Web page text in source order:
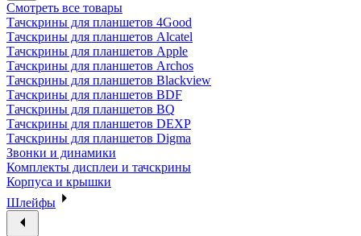
Смотреть все товары
Тачскрины для планшетов 4Good
Тачскрины для планшетов Alcatel
Тачскрины для планшетов Apple
Тачскрины для планшетов Archos
Тачскрины для планшетов Blackview
Тачскрины для планшетов BDF
Тачскрины для планшетов BQ
Тачскрины для планшетов DEXP
Тачскрины для планшетов Digma
Звонки и динамики
Комплекты дисплеи и тачскрины
Корпуса и крышки
Шлейфы